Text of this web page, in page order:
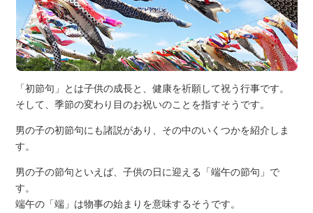
「初節句」とは子供の成長と、健康を祈願して祝う行事です。
そして、季節の変わり目のお祝いのことを指すそうです。
男の子の初節句にも諸説があり、その中のいくつかを紹介しま
す。
男の子の節句といえば、子供の日に迎える「端午の節句」で
す。
端午の「端」は物事の始まりを意味するそうです。